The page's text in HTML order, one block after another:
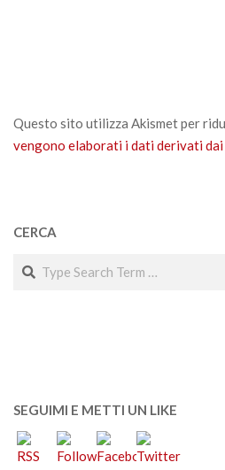
Questo sito utilizza Akismet per
vengono elaborati i dati derivati dai
CERCA
Search
SEGUIMI E METTI UN LIKE